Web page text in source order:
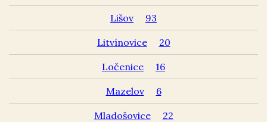
Lišov 93
Litvínovice 20
Ločenice 16
Mazelov 6
Mladošovice 22